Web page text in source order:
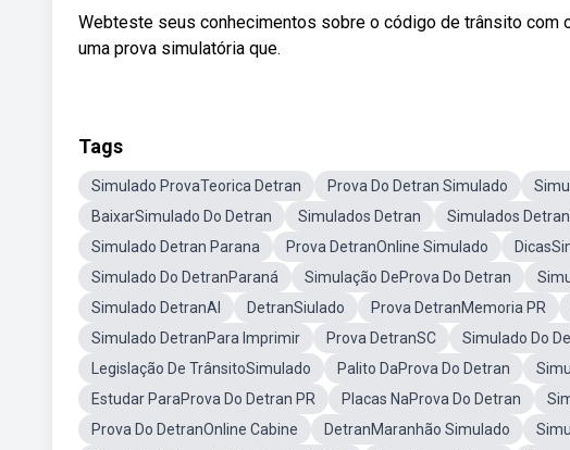
Webteste seus conhecimentos sobre o código de trânsito com
uma prova simulatória que.
Tags
Simulado ProvaTeorica Detran Prova Do Detran Simulado
BaixarSimulado Do Detran
Simulados Detran Simulados
Simulado Detran Parana
Prova DetranOnline Simulado
Simulado Do DetranParaná
Simulação DeProva Do Detran
Simulado DetranAl
DetranSiulado Prova DetranMemoria PR
Simulado DetranPara Imprimir
Prova DetranSC Simulado Do
Legislação De TrânsitoSimulado
Palito DaProva Do Detran
Estudar ParaProva Do Detran PR
Placas NaProva Do Detran
Prova Do DetranOnline Cabine
DetranMaranhão Simulado